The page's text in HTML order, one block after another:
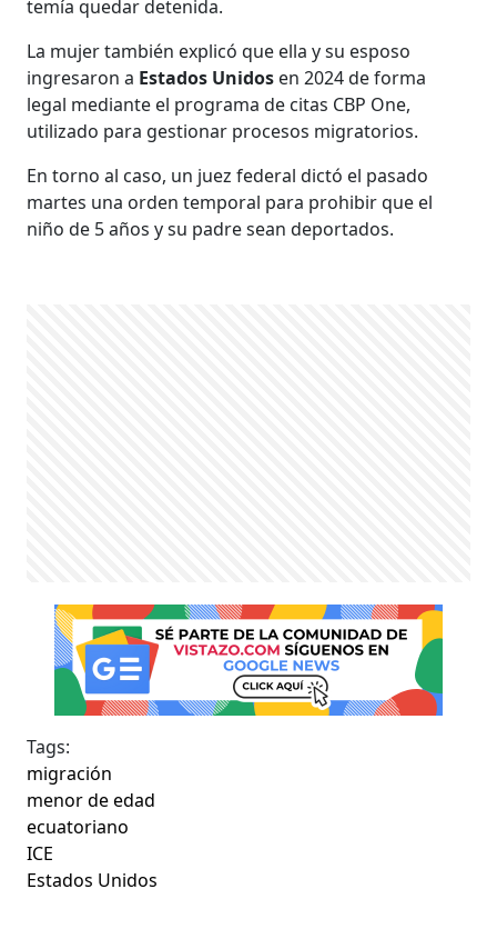
temía quedar detenida.
La mujer también explicó que ella y su esposo
ingresaron a Estados Unidos en 2024 de forma
legal mediante el programa de citas CBP One,
utilizado para gestionar procesos migratorios.
En torno al caso, un juez federal dictó el pasado
martes una orden temporal para prohibir que el
niño de 5 años y su padre sean deportados.
Tags:
migración
menor de edad
ecuatoriano
ICE
Estados Unidos